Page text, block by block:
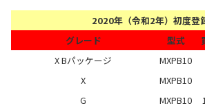
2020年（令和2年）初度登
グレード
型式
X Bパッケージ
MXPB10
X
MXPB10
G
MXPB10